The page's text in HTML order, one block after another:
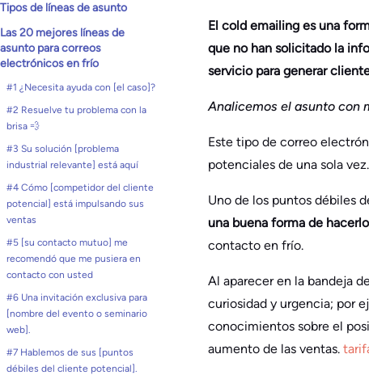
Tipos de líneas de asunto
Las 20 mejores líneas de
asunto para correos
electrónicos en frío
#1 ¿Necesita ayuda con [el caso]?
#2 Resuelve tu problema con la
brisa 💨
#3 Su solución [problema
industrial relevante] está aquí
#4 Cómo [competidor del cliente
potencial] está impulsando sus
ventas
#5 [su contacto mutuo] me
recomendó que me pusiera en
contacto con usted
#6 Una invitación exclusiva para
[nombre del evento o seminario
web].
#7 Hablemos de sus [puntos
débiles del cliente potencial].
El cold emailing es una
que no han solicitado la
servicio para generar
Analicemos el asunto con
Este tipo de correo
potenciales de una sola vez.
Uno de los puntos débiles
una buena forma de hacerlo
contacto en frío.
Al aparecer en la bandeja
curiosidad y urgencia; por
conocimientos sobre el
aumento de las ventas.